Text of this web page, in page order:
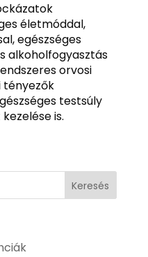
életmóddal,
egészséges
alkoholfogyasztás
orvosi
tényezők
testsúly
is.